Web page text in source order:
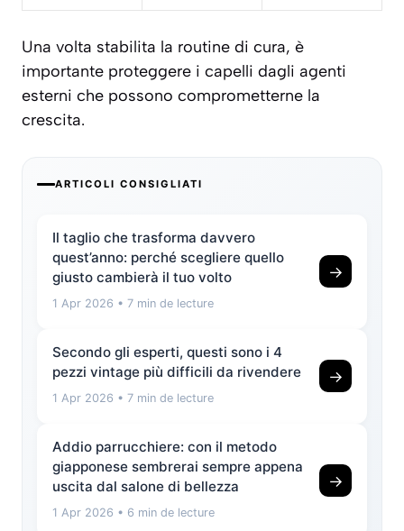
Una volta stabilita la routine di cura, è
importante proteggere i capelli dagli agenti
esterni che possono comprometterne la
crescita.
ARTICOLI CONSIGLIATI
Il taglio che trasforma davvero
quest’anno: perché scegliere quello
giusto cambierà il tuo volto
1 Apr 2026 • 7 min de lecture
→
Secondo gli esperti, questi sono i 4
pezzi vintage più difficili da rivendere
1 Apr 2026 • 7 min de lecture
→
Addio parrucchiere: con il metodo
giapponese sembrerai sempre appena
uscita dal salone di bellezza
1 Apr 2026 • 6 min de lecture
→